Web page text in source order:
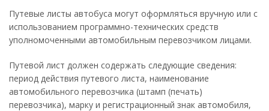
Путевые листы автобуса могут оформляться вручную или с
использованием программно-технических средств
уполномоченными автомобильным перевозчиком лицами.
Путевой лист должен содержать следующие сведения:
период действия путевого листа, наименование
автомобильного перевозчика (штамп (печать)
перевозчика), марку и регистрационный знак автомобиля,